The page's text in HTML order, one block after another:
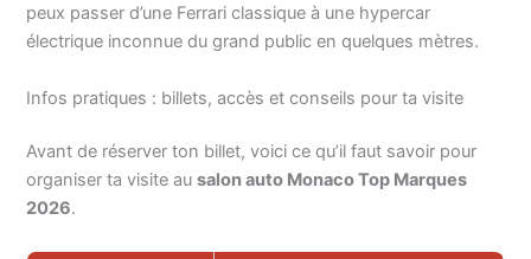
peux passer d’une Ferrari classique à une hypercar
électrique inconnue du grand public en quelques mètres.
Infos pratiques : billets, accès et conseils pour ta visite
Avant de réserver ton billet, voici ce qu’il faut savoir pour
organiser ta visite ausalon auto Monaco Top Marques
2026.